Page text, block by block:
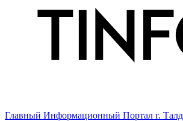
Главный Информационный Портал г.